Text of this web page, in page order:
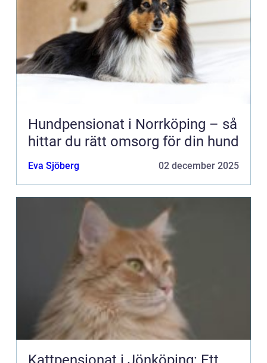
Hundpensionat i Norrköping – så
hittar du rätt omsorg för din hund
Eva Sjöberg 02 december 2025